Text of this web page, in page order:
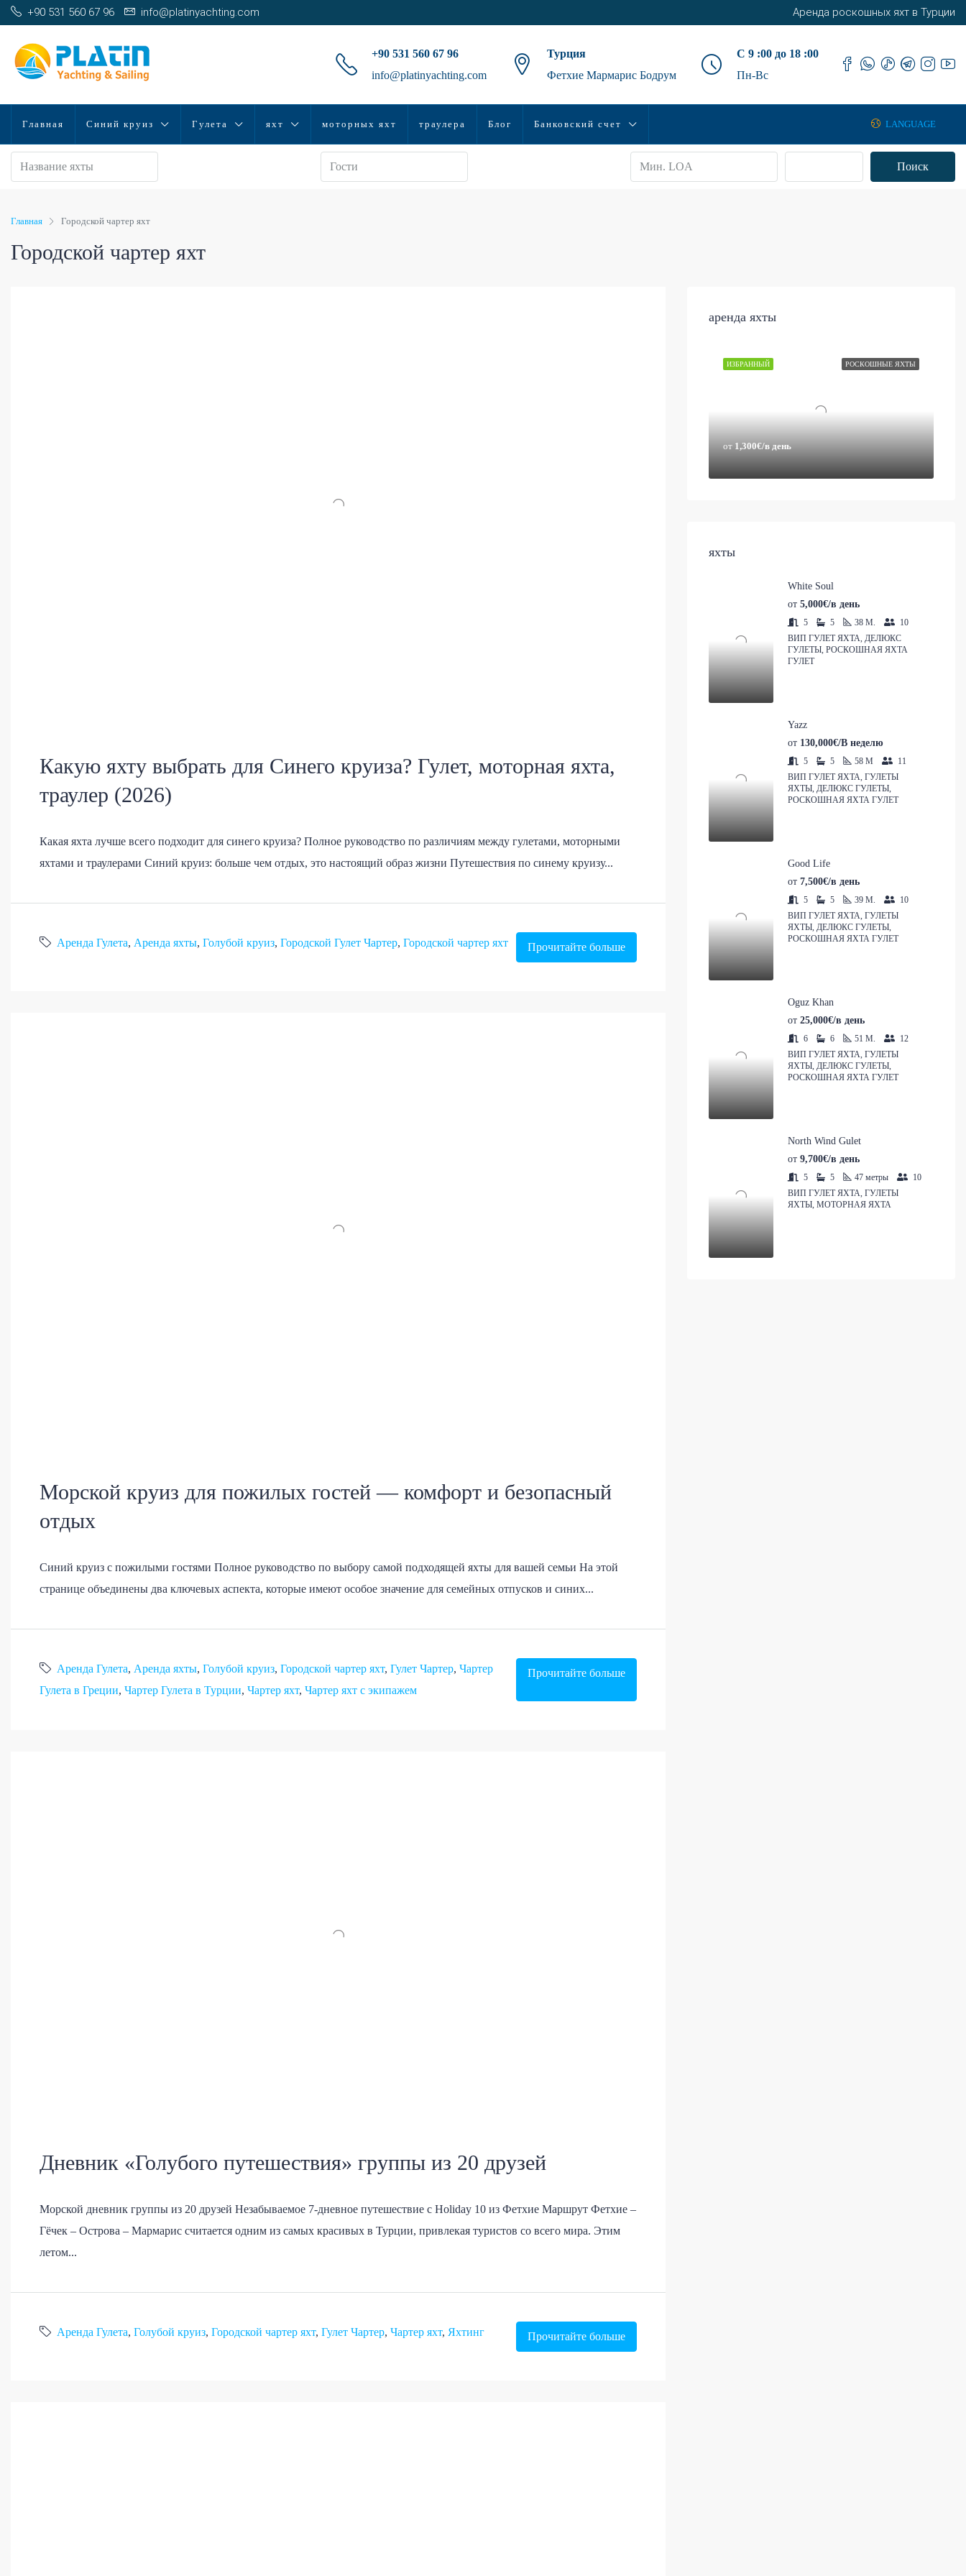
+90 531 560 67 96 info@platinyachting.com Аренда роскошных яхт в Турции
+90 531 560 67 96
info@platinyachting.com
Турция
Фетхие Мармарис Бодрум
С 9 :00 до 18 :00
Пн-Вс
Главная Синий круиз Гулета яхт моторных яхт траулера Блог Банковский счет LANGUAGE
Поиск
Главная Городской чартер яхт
Городской чартер яхт
Какую яхту выбрать для Синего круиза? Гулет, моторная яхта,
траулер (2026)
Какая яхта лучше всего подходит для синего круиза? Полное руководство по различиям между гулетами, моторными
яхтами и траулерами Синий круиз: больше чем отдых, это настоящий образ жизни Путешествия по синему круизу...
Аренда Гулета, Аренда яхты, Голубой круиз, Городской Гулет Чартер, Городской чартер яхт Прочитайте больше
Морской круиз для пожилых гостей — комфорт и безопасный
отдых
Синий круиз с пожилыми гостями Полное руководство по выбору самой подходящей яхты для вашей семьи На этой
странице объединены два ключевых аспекта, которые имеют особое значение для семейных отпусков и синих...
Аренда Гулета, Аренда яхты, Голубой круиз, Городской чартер яхт, Гулет Чартер, Чартер
Гулета в Греции, Чартер Гулета в Турции, Чартер яхт, Чартер яхт с экипажем
Прочитайте больше
Дневник «Голубого путешествия» группы из 20 друзей
Морской дневник группы из 20 друзей Незабываемое 7-дневное путешествие с Holiday 10 из Фетхие Маршрут Фетхие –
Гёчек – Острова – Мармарис считается одним из самых красивых в Турции, привлекая туристов со всего мира. Этим
летом...
Аренда Гулета, Голубой круиз, Городской чартер яхт, Гулет Чартер, Чартер яхт, Яхтинг Прочитайте больше
аренда яхты
РОСКОШНЫЕ ЯХТЫ
ИЗБРАННЫЙ
от 1,300€/в день
яхты
White Soul
от 5,000€/в день
5 5 38 M.
10
ВИП ГУЛЕТ ЯХТА, ДЕЛЮКС
ГУЛЕТЫ, РОСКОШНАЯ ЯХТА
ГУЛЕТ
Yazz
от 130,000€/В неделю
5 5 58 M
11
ВИП ГУЛЕТ ЯХТА, ГУЛЕТЫ
ЯХТЫ, ДЕЛЮКС ГУЛЕТЫ,
РОСКОШНАЯ ЯХТА ГУЛЕТ
Good Life
от 7,500€/в день
5 5 39 M.
10
ВИП ГУЛЕТ ЯХТА, ГУЛЕТЫ
ЯХТЫ, ДЕЛЮКС ГУЛЕТЫ,
РОСКОШНАЯ ЯХТА ГУЛЕТ
Oguz Khan
от 25,000€/в день
6 6 51 M.
12
ВИП ГУЛЕТ ЯХТА, ГУЛЕТЫ
ЯХТЫ, ДЕЛЮКС ГУЛЕТЫ,
РОСКОШНАЯ ЯХТА ГУЛЕТ
North Wind Gulet
от 9,700€/в день
5 5 47 метры
10
ВИП ГУЛЕТ ЯХТА, ГУЛЕТЫ
ЯХТЫ, МОТОРНАЯ ЯХТА